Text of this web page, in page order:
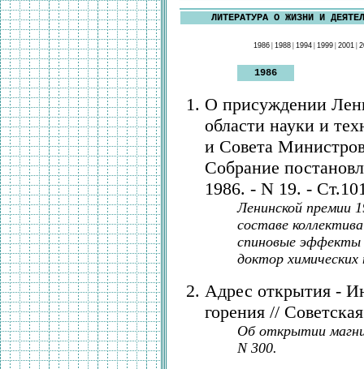
ЛИТЕРАТУРА О ЖИЗНИ И
1986| 1988| 1994| 1999| 2001|
1986
О присуждении
области науки и
и Совета
Собрание
1986. - N 19. -
Ленинской премии
составе
спиновые эффекты
доктор химических
Адрес открытия -
горения //
Об открытии
N 300.